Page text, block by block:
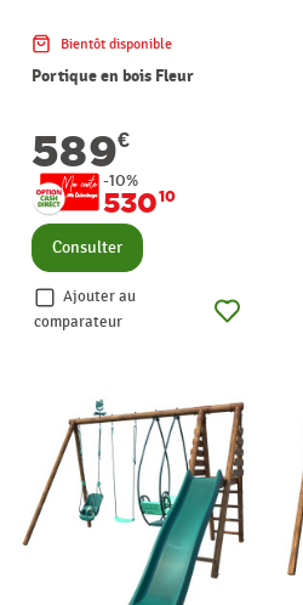
Bientôt disponible
Portique en bois Fleur
589€
-10%
53010
Consulter
Ajouter au
comparateur